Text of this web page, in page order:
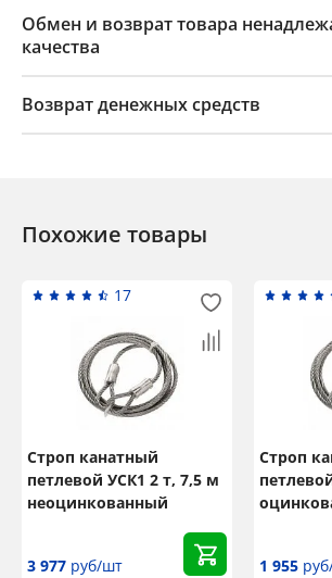
Обмен и возврат товара
качества
Возврат денежных средств
Похожие товары
17
Строп канатный
петлевой УСК1 2 т, 7,5 м
неоцинкованный
3 977 руб/шт
Строп
1 955